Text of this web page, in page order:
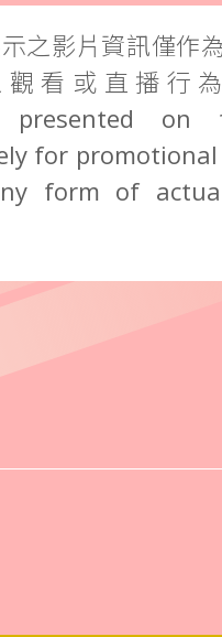
示之影片資訊僅作
看或直播行
presented
for
form of